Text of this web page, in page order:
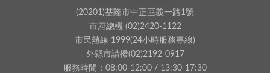
(20201)基隆市中正區義一路1號
市府總機 (02)2420-1122
市民熱線 1999(24小時服務專線)
外縣市請撥(02)2192-0917
服務時間：08:00-12:00 / 13:30-17:30